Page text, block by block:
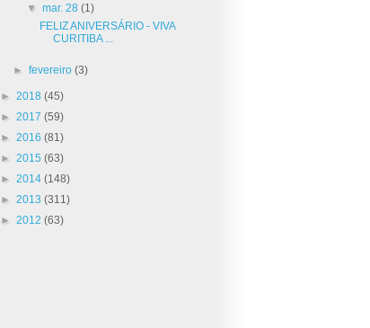
▼ mar. 28 (1)
FELIZ ANIVERSÁRIO - VIVA
CURITIBA ...
►fevereiro(3)
► 2018 (45)
► 2017 (59)
► 2016 (81)
► 2015 (63)
► 2014 (148)
► 2013 (311)
► 2012 (63)